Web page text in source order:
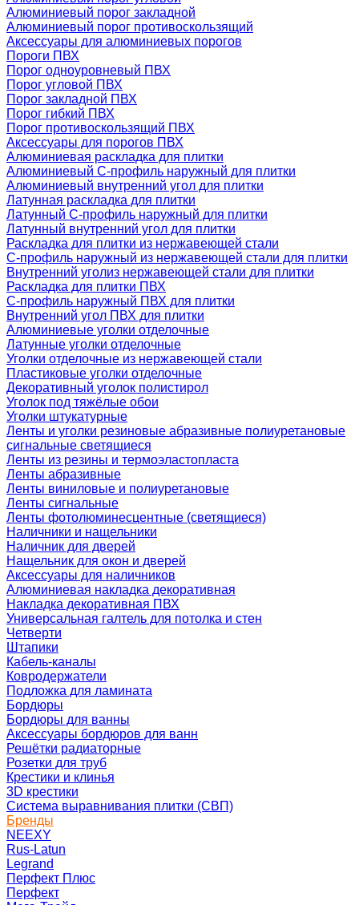
Алюминиевый порог закладной
Алюминиевый порог противоскользящий
Аксессуары для алюминиевых порогов
Пороги ПВХ
Порог одноуровневый ПВХ
Порог угловой ПВХ
Порог закладной ПВХ
Порог гибкий ПВХ
Порог противоскользящий ПВХ
Аксессуары для порогов ПВХ
Алюминиевая раскладка для плитки
Алюминиевый С-профиль наружный для плитки
Алюминиевый внутренний угол для плитки
Латунная раскладка для плитки
Латунный С-профиль наружный для плитки
Латунный внутренний угол для плитки
Раскладка для плитки из нержавеющей стали
С-профиль наружный из нержавеющей стали для плитки
Внутренний уголиз нержавеющей стали для плитки
Раскладка для плитки ПВХ
С-профиль наружный ПВХ для плитки
Внутренний угол ПВХ для плитки
Алюминиевые уголки отделочные
Латунные уголки отделочные
Уголки отделочные из нержавеющей стали
Пластиковые уголки отделочные
Декоративный уголок полистирол
Уголок под тяжёлые обои
Уголки штукатурные
Ленты и уголки резиновые абразивные полиуретановые
сигнальные светящиеся
Ленты из резины и термоэластопласта
Ленты абразивные
Ленты виниловые и полиуретановые
Ленты сигнальные
Ленты фотолюминесцентные (светящиеся)
Наличники и нащельники
Наличник для дверей
Нащельник для окон и дверей
Аксессуары для наличников
Алюминиевая накладка декоративная
Накладка декоративная ПВХ
Универсальная галтель для потолка и стен
Четверти
Штапики
Кабель-каналы
Ковродержатели
Подложка для ламината
Бордюры
Бордюры для ванны
Аксессуары бордюров для ванн
Решётки радиаторные
Розетки для труб
Крестики и клинья
3D крестики
Система выравнивания плитки (СВП)
Бренды
NEEXY
Rus-Latun
Legrand
Перфект Плюс
Перфект